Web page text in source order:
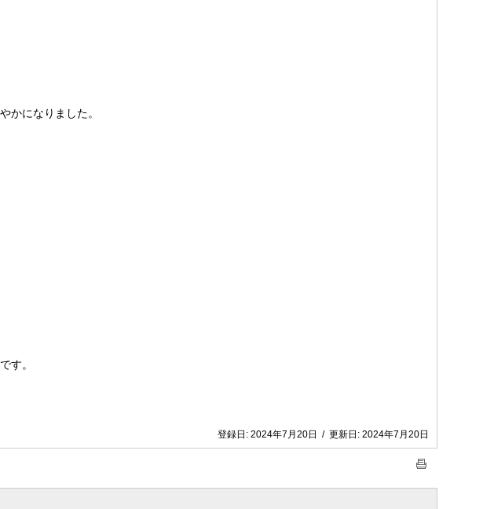
かになりました。
す。
登録日: 2024年7月20日 / 更新日: 2024年7月20日